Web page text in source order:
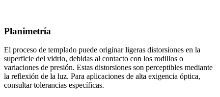
Planimetría
El proceso de templado puede originar ligeras distorsiones en la
superficie del vidrio, debidas al contacto con los rodillos o
variaciones de presión. Estas distorsiones son perceptibles mediante
la reflexión de la luz. Para aplicaciones de alta exigencia óptica,
consultar tolerancias específicas.